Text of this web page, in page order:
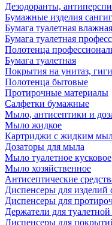
Дезодоранты,
Бумажные изделия
Бумага туалетная влажная
Бумага туалетная
Полотенца
Бумага туалетная
Покрытия на унитаз,
Полотенца бытовые
Протирочные материалы
Салфетки бумажные
Мыло, антисептики и
Мыло жидкое
Картриджи с жидким
Дозаторы для мыла
Мыло туалетное кусковое
Мыло хозяйственное
Антисептические
Диспенсеры для изделий
Диспенсеры для
Держатели для
Диспенсеры для